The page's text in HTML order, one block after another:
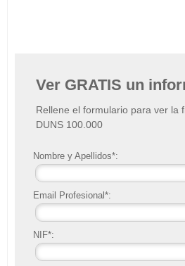
Ver GRATIS un
Rellene el formulario para ver la
DUNS 100.000
Nombre y Apellidos*:
Email Profesional*:
NIF*: